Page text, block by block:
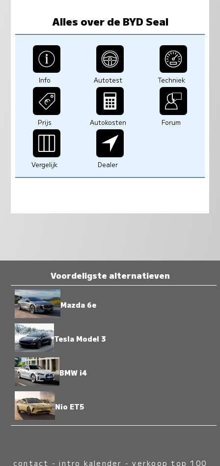
Alles over de BYD Seal
Info Autotest Techniek
Prijs Autokosten Forum
Vergelijk Dealer
Voordeligste alternatieven
Mazda 6e
Tesla Model 3
BMW i4
Nio ET5
contact -intro kalender -verkoop top 100